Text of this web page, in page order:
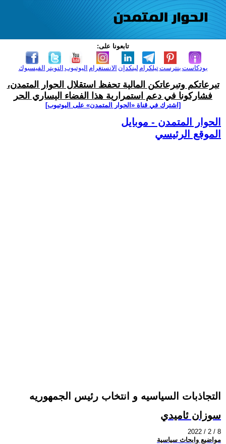
تابعونا على:
الفيسبوك التويتر اليوتيوب الانستغرام لينكدإن تيلكرامبنترست بودكاست
تبرعاتكم وتبرعاتكن المالية تحفظ استقلال الحوار المتمدن،
فشاركونا في دعم استمرارية هذا الفضاء اليساري الحر
[اشترك في قناة ‫«الحوار المتمدن» على اليوتيوب]
الحوار المتمدن - موبايل
الموقع الرئيسي
التجاذبات السياسيه و انتخاب رئيس الجمهوريه
سوزان ئاميدي
2022 / 2 / 8
مواضيع وابحاث سياسية